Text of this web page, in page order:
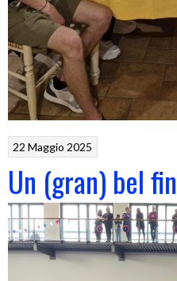
22 Maggio 2025
Un (gran) bel